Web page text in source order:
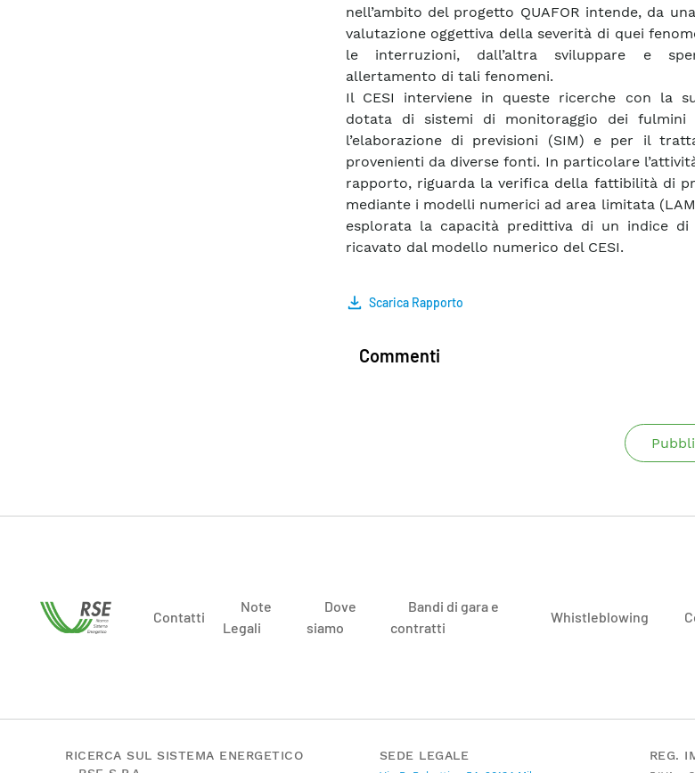
nell’ambito del progetto QUAFOR intende, da
valutazione oggettiva della severità di quei
le interruzioni, dall’altra sviluppare e
allertamento di tali fenomeni.
Il CESI interviene in queste ricerche con la
dotata di sistemi di monitoraggio dei fulmini
l’elaborazione di previsioni (SIM) e per il
provenienti da diverse fonti. In particolare
rapporto, riguarda la verifica della fattibilità di
mediante i modelli numerici ad area limitata
esplorata la capacità predittiva di un indice di
ricavato dal modello numerico del CESI.
Scarica Rapporto
Commenti
Contatti
Note
Legali
Dove
siamo
Bandi di gara e
contratti
Whistleblowing
RICERCA SUL SISTEMA ENERGETICO
SEDE LEGALE REG.